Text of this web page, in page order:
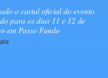
o cartal oficial do evento
para os dias 11 e 12 de
em Passo Fundo